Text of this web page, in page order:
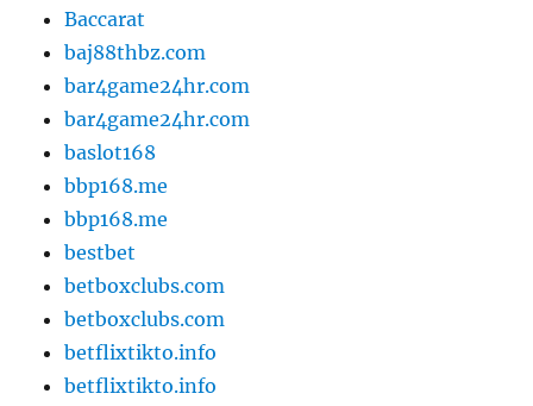
Baccarat
baj88thbz.com
bar4game24hr.com
bar4game24hr.com
baslot168
bbp168.me
bbp168.me
bestbet
betboxclubs.com
betboxclubs.com
betflixtikto.info
betflixtikto.info